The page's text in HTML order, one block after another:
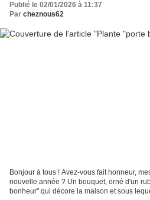
Publié le 02/01/2026 à 11:37
Par cheznous62
Bonjour à tous ! Avez-vous fait honneur,
nouvelle année ? Un bouquet, orné d'un
bonheur" qui décore la maison et sous